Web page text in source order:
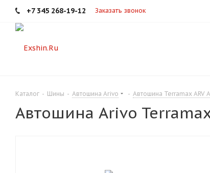
+7 345 268-19-12 Заказать звонок
Каталог - Шины - Автошина Arivo - Автошина Terramax ARV
Автошина Arivo